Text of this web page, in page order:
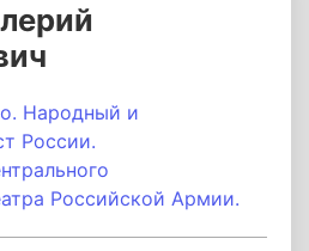
Народный и
России.
Российской Армии.